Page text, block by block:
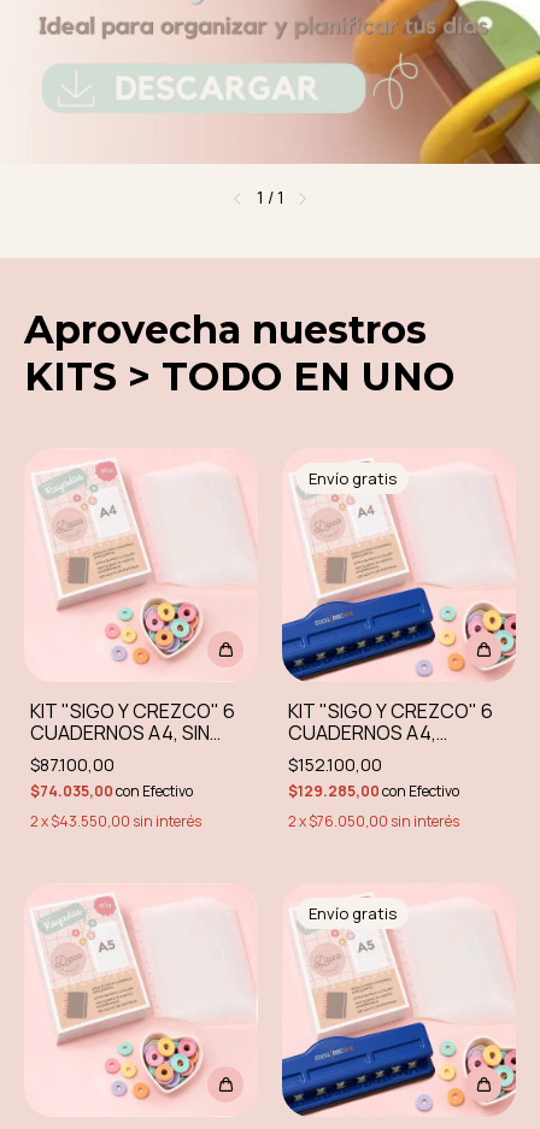
1 /1
Aprovecha nuestros
KITS > TODO EN UNO
KIT "SIGO Y CREZCO" 6
CUADERNOS A4, SIN
PERFORADORA
$87.100,00
$74.035,00con Efectivo
2x$43.550,00 sin interés
Envío gratis
KIT "SIGO Y CREZCO" 6
CUADERNOS A4,
INCLUYE PERFORADORA
MÚLTIPLE DASA
$152.100,00
$129.285,00con Efectivo
2x$76.050,00 sin interés
Envío gratis